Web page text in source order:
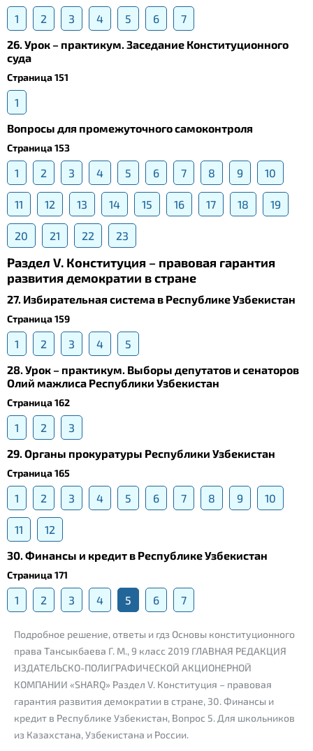
1 2 3 4 5 6
7
26. Урок – практикум. Заседание Конституционного
суда
Страница 151
1
Вопросы для промежуточного самоконтроля
Страница 153
1 2 3 4 5 6 7 8 9 10
11 12 13 14 15 16 17 18 19
20 21 22 23
Раздел V. Конституция – правовая гарантия
развития демократии в стране
27. Избирательная система в Республике Узбекистан
Страница 159
1 2 3 4
5
28. Урок – практикум. Выборы депутатов и сенаторов
Олий мажлиса Республики Узбекистан
Страница 162
1 2
3
29. Органы прокуратуры Республики Узбекистан
Страница 165
1 2 3 4 5 6 7 8 9 10
11
12
30. Финансы и кредит в Республике Узбекистан
Страница 171
1 2 3 4 5 6 7
Подробное решение, ответы и гдз Основы конституционного
права Тансыкбаева Г. М., 9 класс 2019 ГЛАВНАЯ РЕДАКЦИЯ
ИЗДАТЕЛЬСКО-ПОЛИГРАФИЧЕСКОЙ АКЦИОНЕРНОЙ
КОМПАНИИ «SHARQ» Раздел V. Конституция – правовая
гарантия развития демократии в стране, 30. Финансы и
кредит в Республике Узбекистан, Вопрос 5. Для школьников
из Казахстана, Узбекистана и России.